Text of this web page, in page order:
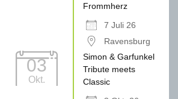
Frommherz
7 Juli 26
Ravensburg
03
Okt.
Simon & Garfunkel
Tribute meets
Classic